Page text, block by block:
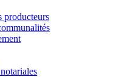
producteurs